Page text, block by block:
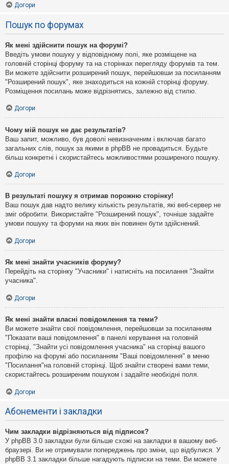
Догори
Пошук по форумах
Як мені здійснити пошук на форумі?
Введіть умови пошуку у відповідному полі, яке розміщене на
головній сторінці форуму та на сторінках перегляду форумів та тем.
Ви можете здійснити розширений пошук, перейшовши за посиланням
"Розширений пошук", яке знаходиться на кожній сторінці форуму.
Розміщення посилань може відрізнятись, залежно від стилю.
Догори
Чому мій пошук не дає результатів?
Ваш запит, можливо, був доволі невизначеним і включав багато
загальних слів, пошук за якими в phpBB не провадиться. Будьте
більш конкретні і скористайтесь можливостями розширеного пошуку.
Догори
В результаті пошуку я отримав порожню сторінку!
Ваш пошук дав надто велику кількість результатів, які веб-сервер не
зміг обробити. Використайте "Розширений пошук", точніше задайте
умови пошуку та форуми на яких він повинен бути здійснений.
Догори
Як мені знайти учасників форуму?
Перейдіть на сторінку "Учасники" і натисніть на посилання "Знайти
учасника".
Догори
Як мені знайти власні повідомлення та теми?
Ви можете знайти свої повідомлення, перейшовши за посиланням
"Показати ваші повідомлення" в панелі керування на головній
сторінці, "Знайти усі повідомлення учасника" на сторінці вашого
профілю на форумі або посиланням "Ваші повідомлення" в меню
"Посилання"на головній сторінці. Щоб знайти створені вами теми,
скористайтесь розширеним пошуком і задайте необхідні поля.
Догори
Абонементи і закладки
Чим закладки відрізняються від підписок?
У phpBB 3.0 закладки були більше схожі на закладки в вашому веб-
браузері. Ви не отримували попереджень про зміни, що відбулися. У
phpBB 3.1 закладки більше нагадують підписки на теми. Ви можете